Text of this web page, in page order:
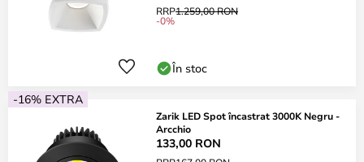
RRP1.259,00 RON
-0%
În stoc
-16% EXTRA
Zarik LED Spot încastrat 3000K Negru -
Arcchio
133,00 RON